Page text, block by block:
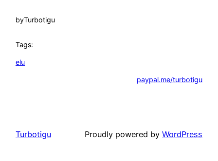
byTurbotigu
Tags:
elu
paypal.me/turbotigu
Turbotigu Proudly powered by WordPress